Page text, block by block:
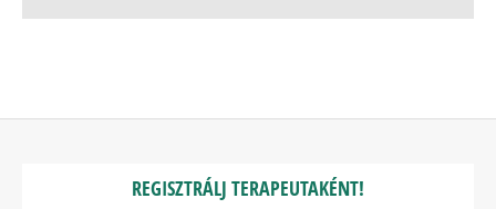
REGISZTRÁLJ TERAPEUTAKÉNT!